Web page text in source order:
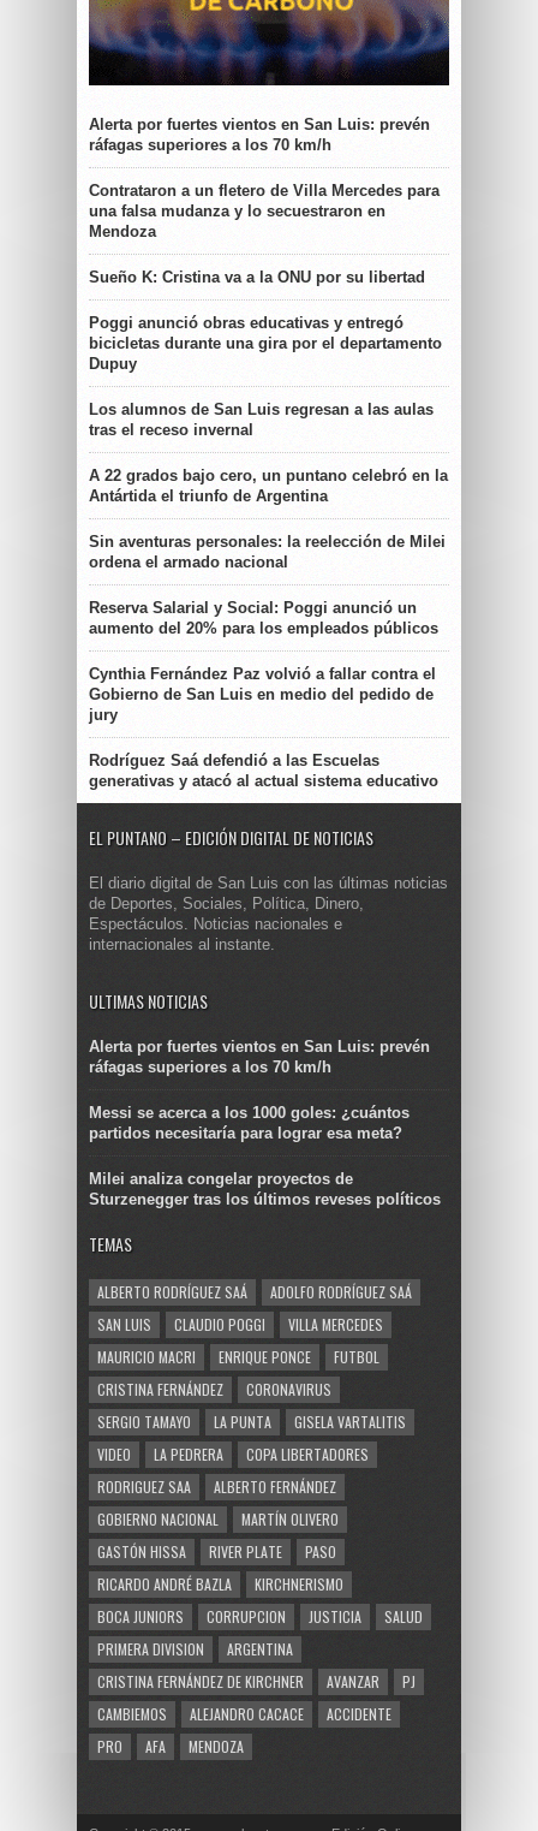
Alerta por fuertes vientos en San Luis: prevén
ráfagas superiores a los 70 km/h
Contrataron a un fletero de Villa Mercedes para
una falsa mudanza y lo secuestraron en
Mendoza
Sueño K: Cristina va a la ONU por su libertad
Poggi anunció obras educativas y entregó
bicicletas durante una gira por el departamento
Dupuy
Los alumnos de San Luis regresan a las aulas
tras el receso invernal
A 22 grados bajo cero, un puntano celebró en la
Antártida el triunfo de Argentina
Sin aventuras personales: la reelección de Milei
ordena el armado nacional
Reserva Salarial y Social: Poggi anunció un
aumento del 20% para los empleados públicos
Cynthia Fernández Paz volvió a fallar contra el
Gobierno de San Luis en medio del pedido de
jury
Rodríguez Saá defendió a las Escuelas
generativas y atacó al actual sistema educativo
EL PUNTANO – EDICIÓN DIGITAL DE NOTICIAS
El diario digital de San Luis con las últimas noticias
de Deportes, Sociales, Política, Dinero,
Espectáculos. Noticias nacionales e
internacionales al instante.
ULTIMAS NOTICIAS
Alerta por fuertes vientos en San Luis: prevén
ráfagas superiores a los 70 km/h
Messi se acerca a los 1000 goles: ¿cuántos
partidos necesitaría para lograr esa meta?
Milei analiza congelar proyectos de
Sturzenegger tras los últimos reveses políticos
TEMAS
ALBERTO RODRÍGUEZ SAÁ
ADOLFO RODRÍGUEZ SAÁ
SAN LUIS
CLAUDIO POGGI
VILLA MERCEDES
MAURICIO MACRI
ENRIQUE PONCE
FUTBOL
CRISTINA FERNÁNDEZ
CORONAVIRUS
SERGIO TAMAYO
LA PUNTA
GISELA VARTALITIS
VIDEO
LA PEDRERA
COPA LIBERTADORES
RODRIGUEZ SAA
ALBERTO FERNÁNDEZ
GOBIERNO NACIONAL
MARTÍN OLIVERO
GASTÓN HISSA
RIVER PLATE
PASO
RICARDO ANDRÉ BAZLA
KIRCHNERISMO
BOCA JUNIORS
CORRUPCION JUSTICIA
SALUD
PRIMERA DIVISION
ARGENTINA
CRISTINA FERNÁNDEZ DE KIRCHNER
AVANZAR
PJ
CAMBIEMOS
ALEJANDRO CACACE
ACCIDENTE
PRO
AFA MENDOZA